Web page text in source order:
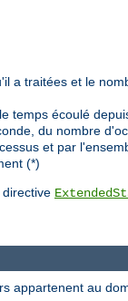
a traitées et le
temps écoulé
du nombre
et par
(*)
appartenent au